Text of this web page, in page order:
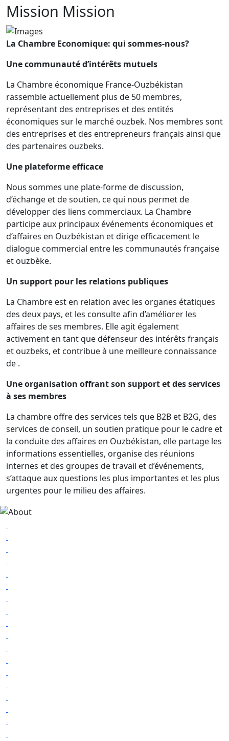
Mission Mission
La Chambre Economique: qui sommes-nous?
Une communauté d’intérêts mutuels
La Chambre économique France-Ouzbékistan
rassemble actuellement plus de 50 membres,
représentant des entreprises et des entités
économiques sur le marché ouzbek. Nos membres sont
des entreprises et des entrepreneurs français ainsi que
des partenaires ouzbeks.
Une plateforme efficace
Nous sommes une plate-forme de discussion,
d’échange et de soutien, ce qui nous permet de
développer des liens commerciaux. La Chambre
participe aux principaux événements économiques et
d’affaires en Ouzbékistan et dirige efficacement le
dialogue commercial entre les communautés française
et ouzbèke.
Un support pour les relations publiques
La Chambre est en relation avec les organes étatiques
des deux pays, et les consulte afin d’améliorer les
affaires de ses membres. Elle agit également
activement en tant que défenseur des intérêts français
et ouzbeks, et contribue à une meilleure connaissance
de .
Une organisation offrant son support et des services
à ses membres
La chambre offre des services tels que B2B et B2G, des
services de conseil, un soutien pratique pour le cadre et
la conduite des affaires en Ouzbékistan, elle partage les
informations essentielles, organise des réunions
internes et des groupes de travail et d’événements,
s’attaque aux questions les plus importantes et les plus
urgentes pour le milieu des affaires.